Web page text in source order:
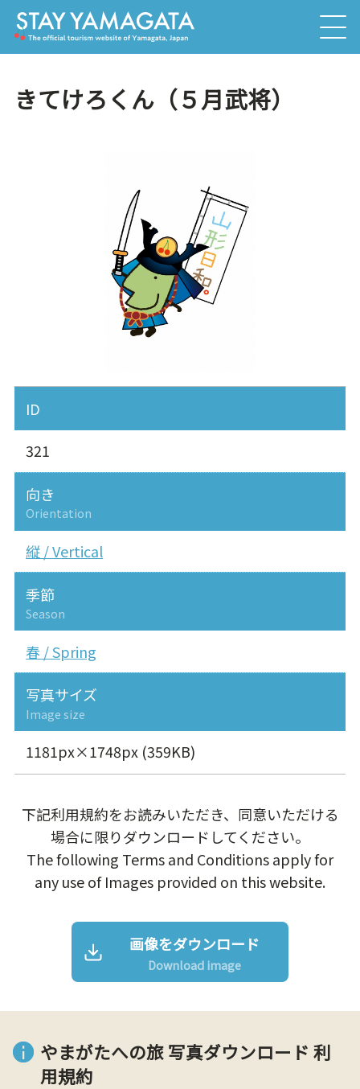
きてけろくん（５月武将）
ID
321
向き
Orientation
縦 / Vertical
季節
Season
春 / Spring
写真サイズ
Image size
1181px×1748px (359KB)
下記利用規約をお読みいただき、同意いただける
場合に限りダウンロードしてください。
The following Terms and Conditions apply for
any use of Images provided on this website.
画像をダウンロード
Download image
やまがたへの旅 写真ダウンロード 利
用規約